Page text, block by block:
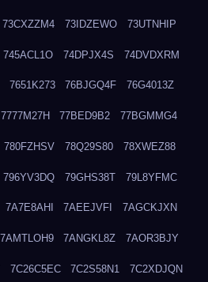
73CXZZM4 73IDZEWO 73UTNHIP
745ACL1O 74DPJX4S 74DVDXRM
7651K273 76BJGQ4F 76G4013Z
7777M27H 77BED9B2 77BGMMG4
780FZHSV 78Q29S80 78XWEZ88
796YV3DQ 79GHS38T 79L8YFMC
7A7E8AHI 7AEEJVFI 7AGCKJXN
7AMTLOH9 7ANGKL8Z 7AOR3BJY
7C26C5EC 7C2S58N1 7C2XDJQN